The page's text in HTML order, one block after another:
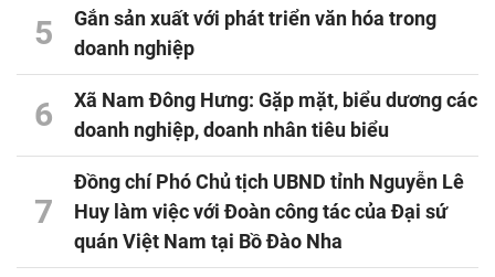
5
Gắn sản xuất với phát triển văn hóa trong
doanh nghiệp
6
Xã Nam Đông Hưng: Gặp mặt, biểu dương các
doanh nghiệp, doanh nhân tiêu biểu
7
Đồng chí Phó Chủ tịch UBND tỉnh Nguyễn Lê
Huy làm việc với Đoàn công tác của Đại sứ
quán Việt Nam tại Bồ Đào Nha